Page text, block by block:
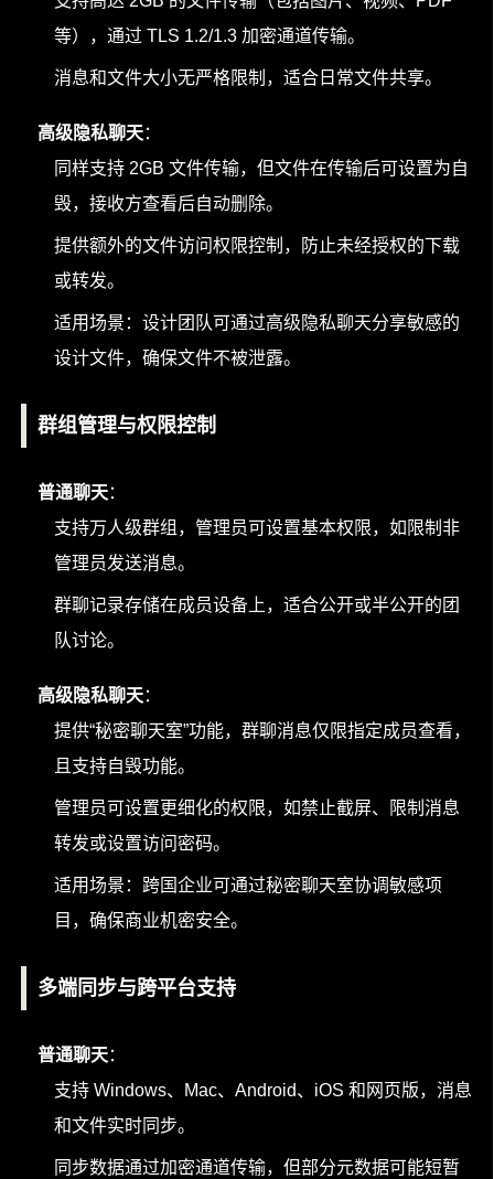
等），通过 TLS 1.2/1.3 加密通道传输。
消息和文件大小无严格限制，适合日常文件共享。
高级隐私聊天：
同样支持 2GB 文件传输，但文件在传输后可设置为自
毁，接收方查看后自动删除。
提供额外的文件访问权限控制，防止未经授权的下载
或转发。
适用场景：设计团队可通过高级隐私聊天分享敏感的
设计文件，确保文件不被泄露。
群组管理与权限控制
普通聊天：
支持万人级群组，管理员可设置基本权限，如限制非
管理员发送消息。
群聊记录存储在成员设备上，适合公开或半公开的团
队讨论。
高级隐私聊天：
提供“秘密聊天室”功能，群聊消息仅限指定成员查看，
且支持自毁功能。
管理员可设置更细化的权限，如禁止截屏、限制消息
转发或设置访问密码。
适用场景：跨国企业可通过秘密聊天室协调敏感项
目，确保商业机密安全。
多端同步与跨平台支持
普通聊天：
支持 Windows、Mac、Android、iOS 和网页版，消息
和文件实时同步。
同步数据通过加密通道传输，但部分元数据可能短暂